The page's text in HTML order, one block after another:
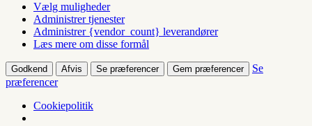
Vælg muligheder
Administrer tjenester
Administrer {vendor_count} leverandører
Læs mere om disse formål
Godkend Afvis Se præferencer Gem præferencer
Se
præferencer
Cookiepolitik